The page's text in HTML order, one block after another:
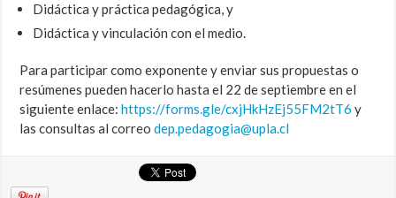
Didáctica y práctica pedagógica, y
Didáctica y vinculación con el medio.
Para participar como exponente y enviar sus propuestas o
resúmenes pueden hacerlo hasta el 22 de septiembre en el
siguiente enlace:https://forms.gle/cxjHkHzEj55FM2tT6 y
las consultas al correodep.pedagogia@upla.cl